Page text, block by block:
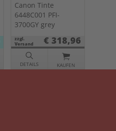
Canon Tinte
6448C001 PFI-
3700GY grey
zzgl.
Versand
€ 318,96
DETAILS KAUFEN